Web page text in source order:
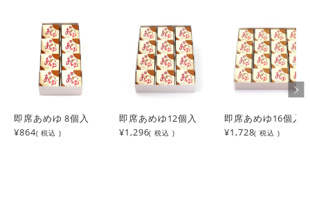
即席あめゆ 8個入
¥864( 税込 )
即席あめゆ12個入
¥1,296( 税込 )
即席あめゆ16個入
¥1,728( 税込 )